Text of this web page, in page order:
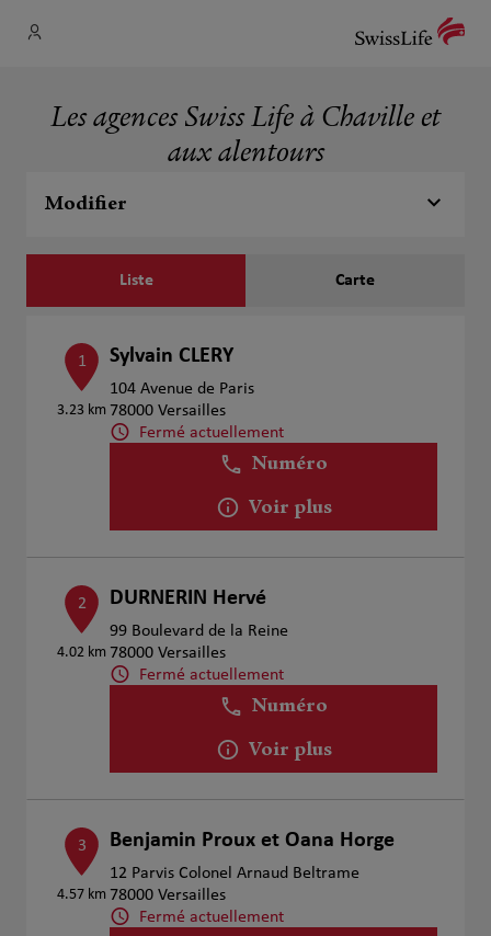
Les agences Swiss Life à Chaville et
aux alentours
Modifier
Liste Carte
1
3.23 km
Sylvain CLERY
104 Avenue de Paris
78000 Versailles
Fermé actuellement
Numéro
Voir plus
2
4.02 km
DURNERIN Hervé
99 Boulevard de la Reine
78000 Versailles
Fermé actuellement
Numéro
Voir plus
3
4.57 km
Benjamin Proux et Oana Horge
12 Parvis Colonel Arnaud Beltrame
78000 Versailles
Fermé actuellement